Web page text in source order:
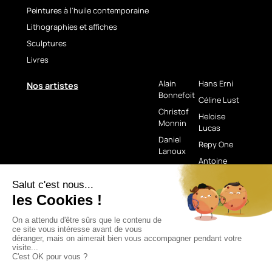
Peintures à l'huile contemporaine
Lithographies et affiches
Sculptures
Livres
Nos artistes
Alain
Bonnefoit
Christof
Monnin
Daniel
Lanoux
Fabien
Novarino
Michaël
Hans Erni
Céline Lust
Heloise
Lucas
Repy One
Antoine
Si besoin
Mentions légales
Paiement et livraison